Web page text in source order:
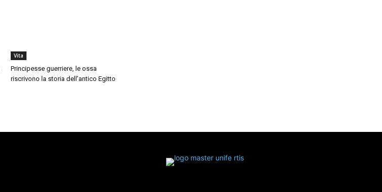
Vita
Principesse guerriere, le ossa
riscrivono la storia dell’antico Egitto